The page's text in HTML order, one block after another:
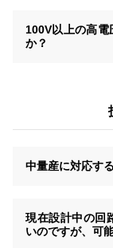
100V以上の高電
か？
中量産に対応す
現在設計中の回
いのですが、可